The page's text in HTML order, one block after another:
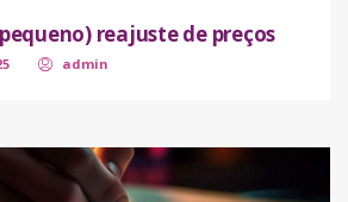
reajuste de preços
admin